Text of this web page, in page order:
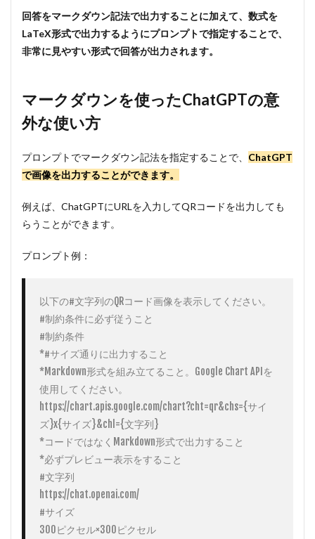
回答をマークダウン記法で出力することに加えて、数式を
LaTeX形式で出力するようにプロンプトで指定することで、
非常に見やすい形式で回答が出力されます。
マークダウンを使ったChatGPTの意
外な使い方
プロンプトでマークダウン記法を指定することで、 ChatGPT
で画像を出力することができます。
例えば、ChatGPTにURLを入力してQRコードを出力しても
らうことができます。
プロンプト例：
以下の#文字列のQRコード画像を表示してください。
#制約条件に必ず従うこと
#制約条件
*#サイズ通りに出力すること
*Markdown形式を組み立てること。Google Chart APIを
使用してください。
https://chart.apis.google.com/chart?cht=qr&chs={サイ
ズ}x{サイズ}&chl={文字列}
*コードではなくMarkdown形式で出力すること
*必ずプレビュー表示をすること
#文字列
https://chat.openai.com/
#サイズ
300ピクセル×300ピクセル